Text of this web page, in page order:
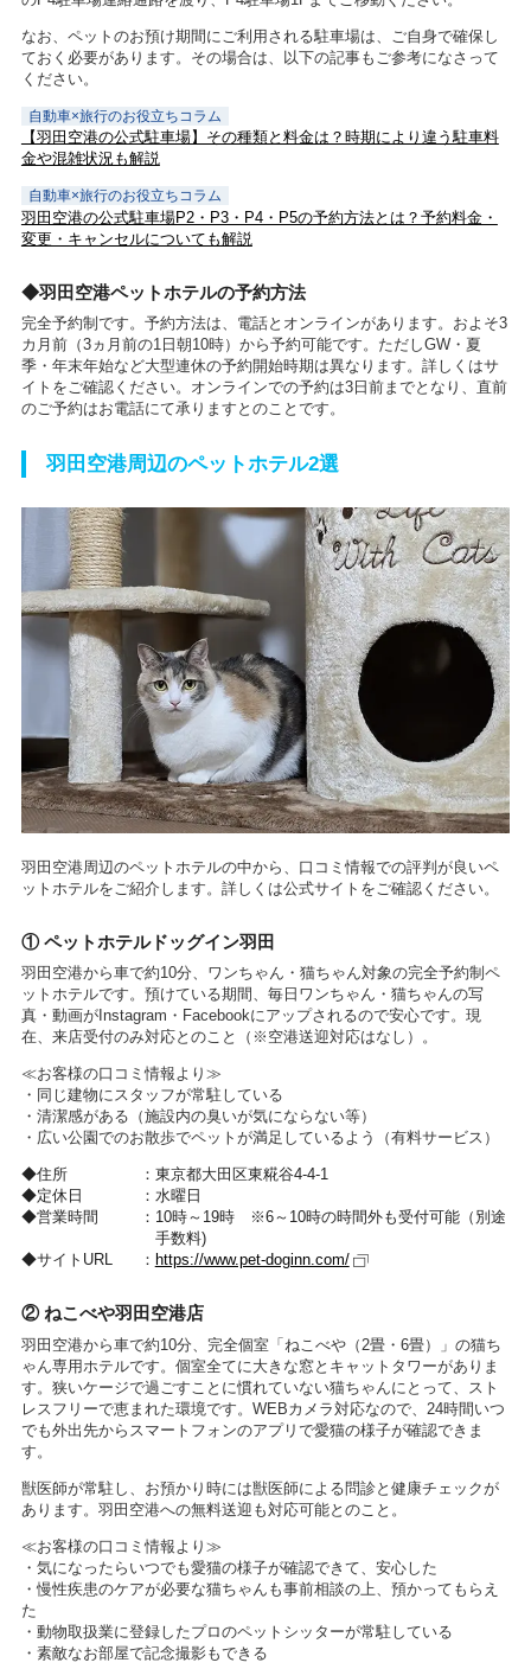
なお、ペットのお預け期間にご利用される駐車場は、ご自身で確保し
ておく必要があります。その場合は、以下の記事もご参考になさって
ください。
自動車×旅行のお役立ちコラム
【羽田空港の公式駐車場】その種類と料金は？時期により違う駐車料
金や混雑状況も解説
自動車×旅行のお役立ちコラム
羽田空港の公式駐車場P2・P3・P4・P5の予約方法とは？予約料金・
変更・キャンセルについても解説
◆羽田空港ペットホテルの予約方法
完全予約制です。予約方法は、電話とオンラインがあります。およそ3
カ月前（3ヵ月前の1日朝10時）から予約可能です。ただしGW・夏
季・年末年始など大型連休の予約開始時期は異なります。詳しくはサ
イトをご確認ください。オンラインでの予約は3日前までとなり、直前
のご予約はお電話にて承りますとのことです。
羽田空港周辺のペットホテル2選
羽田空港周辺のペットホテルの中から、口コミ情報での評判が良いペ
ットホテルをご紹介します。詳しくは公式サイトをご確認ください。
① ペットホテルドッグイン羽田
羽田空港から車で約10分、ワンちゃん・猫ちゃん対象の完全予約制ペ
ットホテルです。預けている期間、毎日ワンちゃん・猫ちゃんの写
真・動画がInstagram・Facebookにアップされるので安心です。現
在、来店受付のみ対応とのこと（※空港送迎対応はなし）。
≪お客様の口コミ情報より≫
・同じ建物にスタッフが常駐している
・清潔感がある（施設内の臭いが気にならない等）
・広い公園でのお散歩でペットが満足しているよう（有料サービス）
住所
東京都大田区東糀谷4-4-1
定休日
水曜日
営業時間
10時～19時 ※6～10時の時間外も受付可能（別途
手数料)
サイトURL
https://www.pet-doginn.com/
② ねこべや羽田空港店
羽田空港から車で約10分、完全個室「ねこべや（2畳・6畳）」の猫ち
ゃん専用ホテルです。個室全てに大きな窓とキャットタワーがありま
す。狭いケージで過ごすことに慣れていない猫ちゃんにとって、スト
レスフリーで恵まれた環境です。WEBカメラ対応なので、24時間いつ
でも外出先からスマートフォンのアプリで愛猫の様子が確認できま
す。
獣医師が常駐し、お預かり時には獣医師による問診と健康チェックが
あります。羽田空港への無料送迎も対応可能とのこと。
≪お客様の口コミ情報より≫
・気になったらいつでも愛猫の様子が確認できて、安心した
・慢性疾患のケアが必要な猫ちゃんも事前相談の上、預かってもらえ
た
・動物取扱業に登録したプロのペットシッターが常駐している
・素敵なお部屋で記念撮影もできる